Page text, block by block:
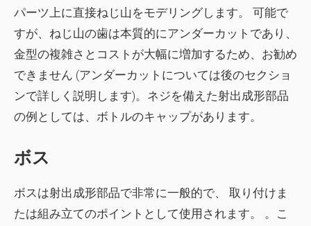
パーツ上に直接ねじ山 をモデリングします。 可能で
すが、ねじ山の歯は本質的にアンダーカットであり、
金型の複雑さとコストが大幅に増加するため、お勧め
できません (アンダーカットについては後のセクショ
ンで詳しく説明します)。ネジを備えた射出成形部品
の例としては、ボトルのキャップがあります。
ボス
ボスは射出成形部品で非常に一般的で、 取り付けま
たは組み立てのポイント として使用されます。 。こ